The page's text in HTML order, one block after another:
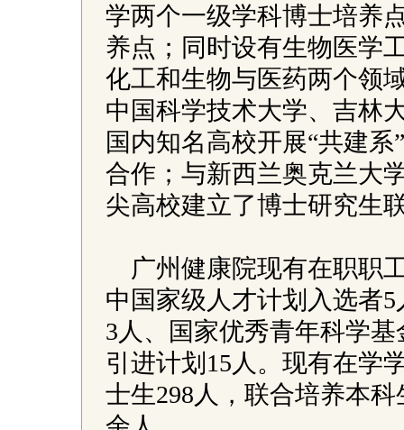
学两个一级学科博士培养
养点；同时设有生物医学
化工和生物与医药两个领
中国科学技术大学、吉林
国内知名高校开展“共建系
合作；与新西兰奥克兰大
尖高校建立了博士研究生
广州健康院现有在职职
中国家级人才计划入选者
3人、国家优秀青年科学
引进计划15人。现有在学
士生298人，联合培养本